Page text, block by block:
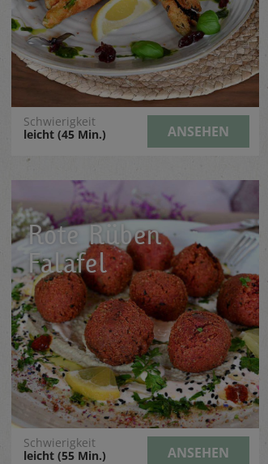
Schwierigkeit
leicht (45 Min.)
ANSEHEN
Rote Rüben
Falafel
Schwierigkeit
leicht (55 Min.)
ANSEHEN